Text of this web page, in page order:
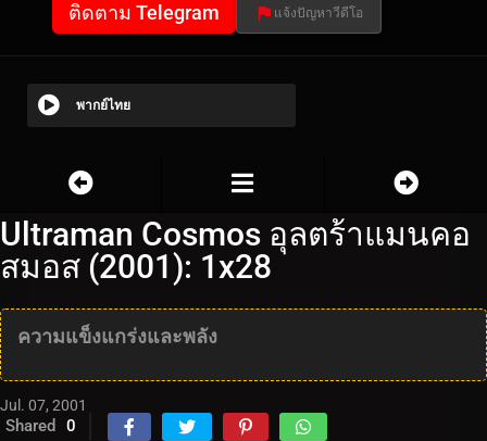
ติดตาม Telegram แจ้งปัญหาวีดีโอ
พากย์ไทย
Ultraman Cosmos อุลตร้าแมนคอ
สมอส (2001): 1x28
ความแข็งแกร่งและพลัง
Jul. 07, 2001
Shared 0